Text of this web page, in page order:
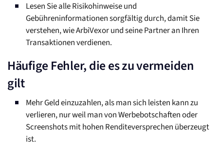
Lesen Sie alle Risikohinweise und
Gebühreninformationen sorgfältig durch, damit Sie
verstehen, wie ArbiVexor und seine Partner an Ihren
Transaktionen verdienen.
Häufige Fehler, die es zu vermeiden
gilt
Mehr Geld einzuzahlen, als man sich leisten kann zu
verlieren, nur weil man von Werbebotschaften oder
Screenshots mit hohen Renditeversprechen überzeugt
ist.